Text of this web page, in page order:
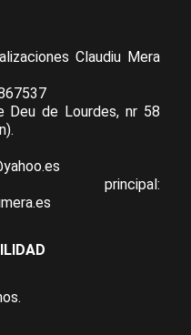
Claudiu Mera
Deu de Lourdes, nr 58